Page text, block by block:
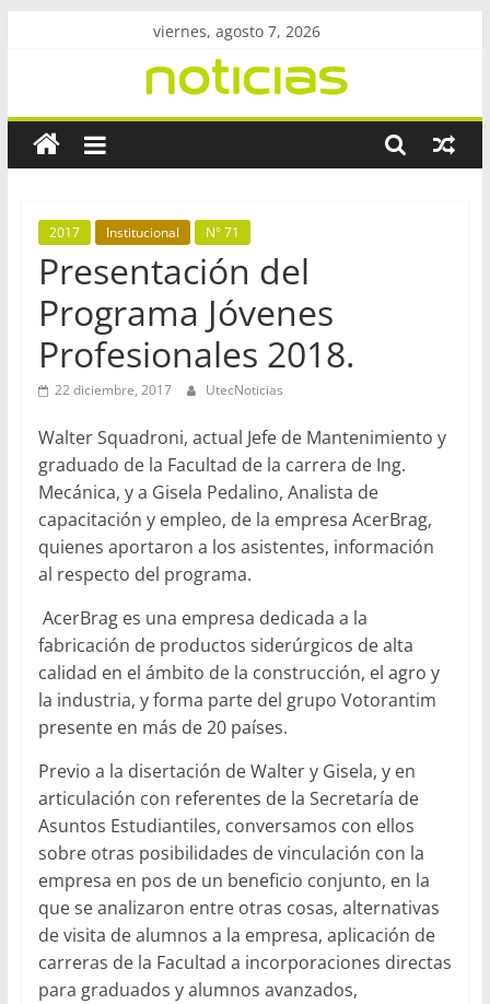
viernes, agosto 7, 2026
Revista
UtecNoticias
Facultad
Regional
Bahía
Blanca
UTN
2017 Institucional N° 71
Presentación del
Programa Jóvenes
Profesionales 2018.
22 diciembre, 2017 UtecNoticias
Walter Squadroni, actual Jefe de Mantenimiento y
graduado de la Facultad de la carrera de Ing.
Mecánica, y a Gisela Pedalino, Analista de
capacitación y empleo, de la empresa AcerBrag,
quienes aportaron a los asistentes, información
al respecto del programa.
AcerBrag es una empresa dedicada a la
fabricación de productos siderúrgicos de alta
calidad en el ámbito de la construcción, el agro y
la industria, y forma parte del grupo Votorantim
presente en más de 20 países.
Previo a la disertación de Walter y Gisela, y en
articulación con referentes de la Secretaría de
Asuntos Estudiantiles, conversamos con ellos
sobre otras posibilidades de vinculación con la
empresa en pos de un beneficio conjunto, en la
que se analizaron entre otras cosas, alternativas
de visita de alumnos a la empresa, aplicación de
carreras de la Facultad a incorporaciones directas
para graduados y alumnos avanzados,